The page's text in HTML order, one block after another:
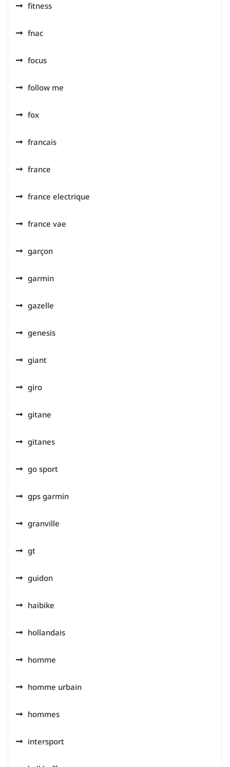
fitness
fnac
focus
follow me
fox
francais
france
france electrique
france vae
garçon
garmin
gazelle
genesis
giant
giro
gitane
gitanes
go sport
gps garmin
granville
gt
guidon
haibike
hollandais
homme
homme urbain
hommes
intersport